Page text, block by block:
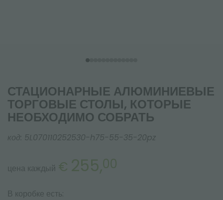
СТАЦИОНАРНЫЕ АЛЮМИНИЕВЫЕ
ТОРГОВЫЕ СТОЛЫ, КОТОРЫЕ
НЕОБХОДИМО СОБРАТЬ
код: 5L070110252530-h75-55-35-20pz
цена каждый € 255,00
В коробке есть: